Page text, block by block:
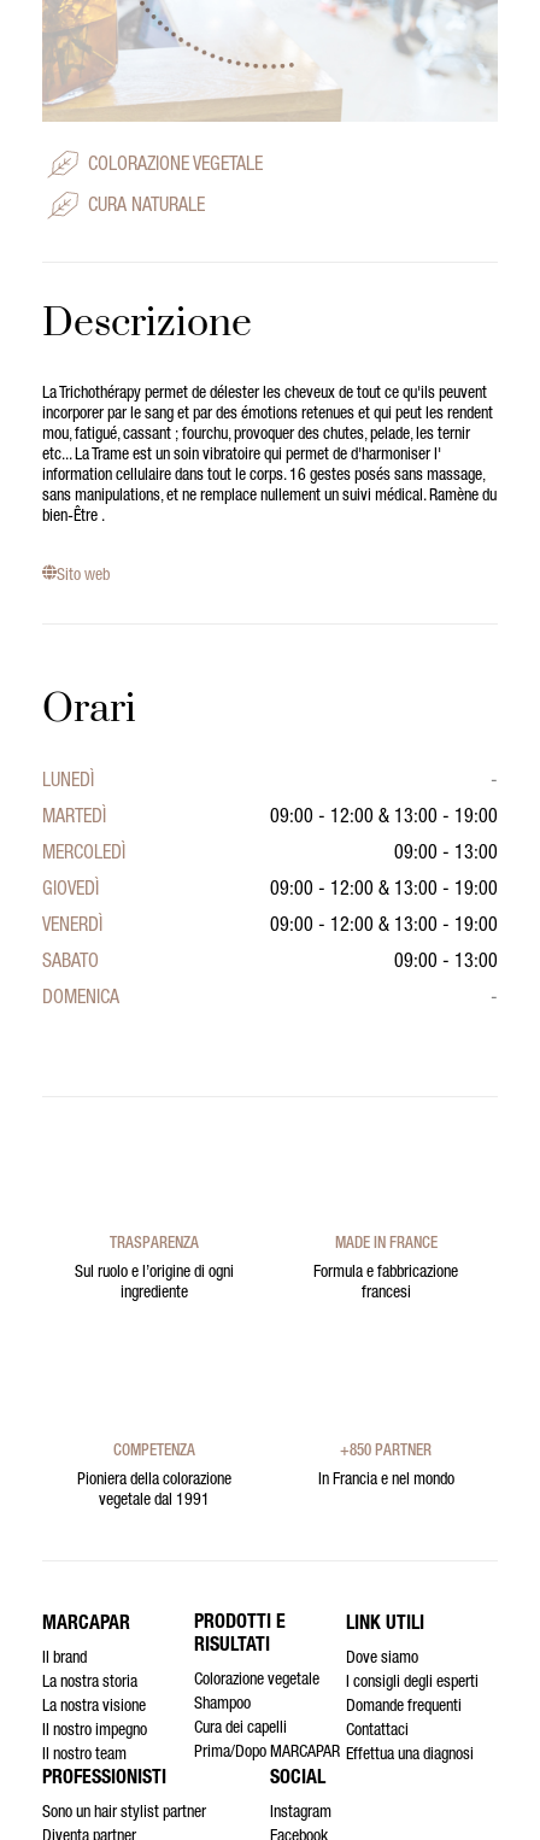
COLORAZIONE VEGETALE
CURA NATURALE
Descrizione
La Trichothérapy permet de délester les cheveux de tout ce qu'ils peuvent
incorporer par le sang et par des émotions retenues et qui peut les rendent
mou, fatigué, cassant ; fourchu, provoquer des chutes, pelade, les ternir
etc... La Trame est un soin vibratoire qui permet de d'harmoniser l'
information cellulaire dans tout le corps. 16 gestes posés sans massage,
sans manipulations, et ne remplace nullement un suivi médical. Ramène du
bien-Être .
Sito web
Orari
LUNEDÌ
-
MARTEDÌ
09:00 - 12:00 & 13:00 - 19:00
MERCOLEDÌ
09:00 - 13:00
GIOVEDÌ
09:00 - 12:00 & 13:00 - 19:00
VENERDÌ
09:00 - 12:00 & 13:00 - 19:00
SABATO
09:00 - 13:00
DOMENICA
-
TRASPARENZA
Sul ruolo e l’origine di ogni
ingrediente
MADE IN FRANCE
Formula e fabbricazione
francesi
COMPETENZA
Pioniera della colorazione
vegetale dal 1991
+850 PARTNER
In Francia e nel mondo
MARCAPAR
Il brand
La nostra storia
La nostra visione
Il nostro impegno
Il nostro team
PRODOTTI E
RISULTATI
Colorazione vegetale
Shampoo
Cura dei capelli
Prima/Dopo MARCAPAR
LINK UTILI
Dove siamo
I consigli degli esperti
Domande frequenti
Contattaci
Effettua una diagnosi
PROFESSIONISTI
Sono un hair stylist partner
SOCIAL
Instagram